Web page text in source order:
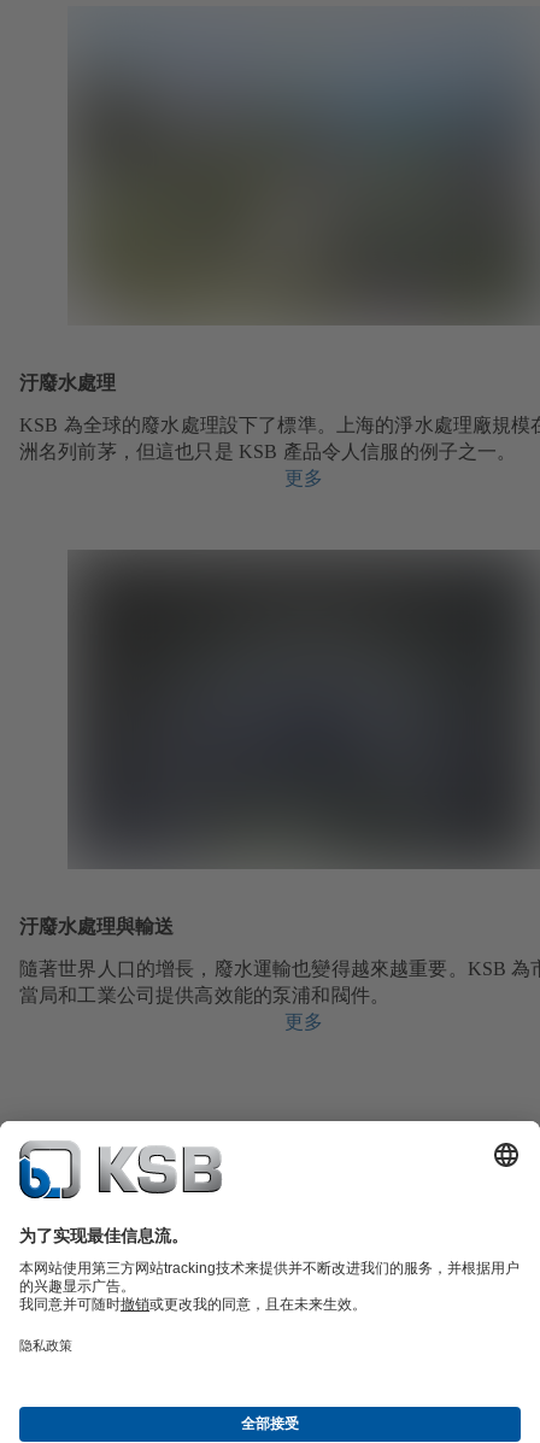
汙廢水處理
KSB 為全球的廢水處理設下了標準。上海的淨水處理廠規模
洲名列前茅，但這也只是 KSB 產品令人信服的例子之一。
更多
汙廢水處理與輸送
隨著世界人口的增長，廢水運輸也變得越來越重要。KSB 為
當局和工業公司提供高效能的泵浦和閥件。
更多
軟體和知識